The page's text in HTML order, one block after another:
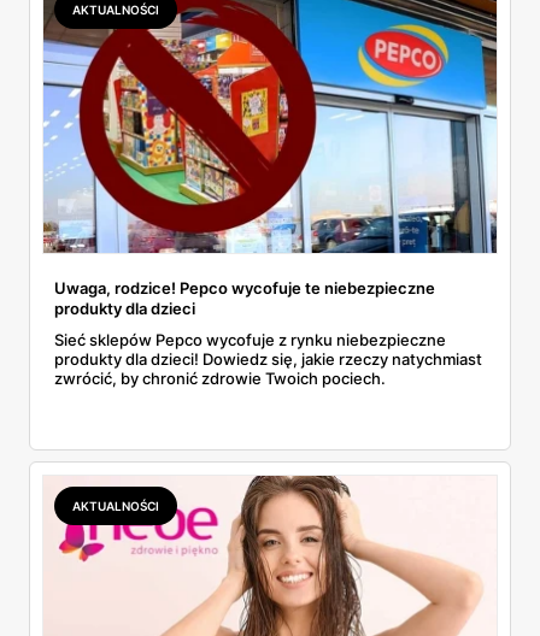
AKTUALNOŚCI
Uwaga, rodzice! Pepco wycofuje te niebezpieczne
produkty dla dzieci
Sieć sklepów Pepco wycofuje z rynku niebezpieczne
produkty dla dzieci! Dowiedz się, jakie rzeczy natychmiast
zwrócić, by chronić zdrowie Twoich pociech.
AKTUALNOŚCI